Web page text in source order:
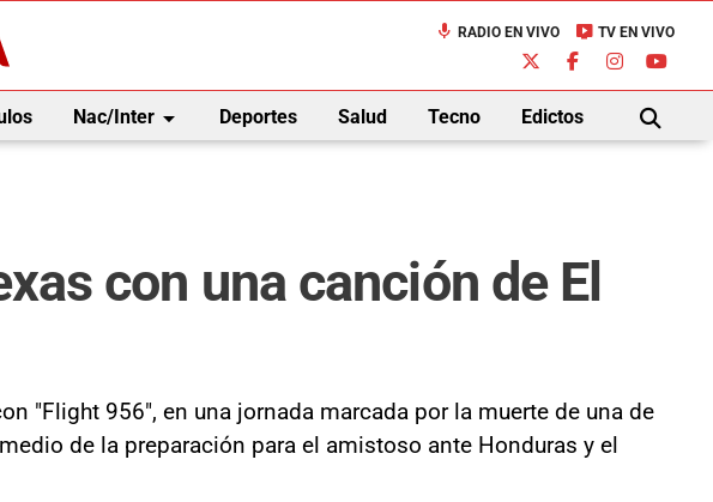
mic RADIO EN VIVO live_tv TV EN VIVO
Nac/Interarrow_drop_down Deportes Salud Tecno Edictos
BUSCAR
con una canción de El
"Flight 956", en una jornada marcada por la muerte de una de
de la preparación para el amistoso ante Honduras y el